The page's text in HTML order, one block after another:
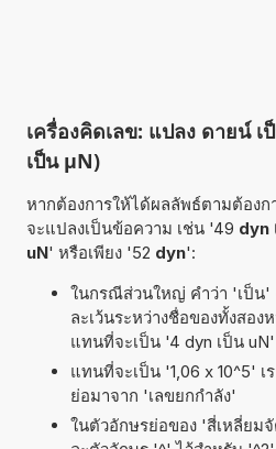
เครื่องคิดเลข: แปลง ดายน์
เป็น µN)
หากต้องการให้ได้ผลลัพธ์ตามต้อง
จะแปลงเป็นข้อความ เช่น '49 dyn
uN' หรือเพียง '52 dyn':
ในกรณีส่วนใหญ่ คำว่า 'เป็น
ละเว้นระหว่างชื่อของทั้งสอง
แทนที่จะเป็น '4 dyn เป็น uN'
แทนที่จะเป็น '1,06 x 10^5' เ
ย่อมาจาก 'เลขยกกำลัง'
ในตัวอักษรย่อของ 'สี่เหลี่ยม